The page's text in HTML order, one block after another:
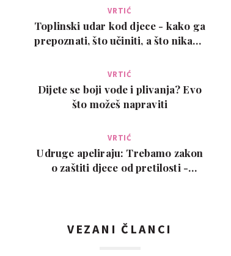
VRTIĆ
Toplinski udar kod djece - kako ga
prepoznati, što učiniti, a što nikako
VRTIĆ
Dijete se boji vode i plivanja? Evo
što možeš napraviti
VRTIĆ
Udruge apeliraju: Trebamo zakon
o zaštiti djece od pretilosti -
VEZANI ČLANCI